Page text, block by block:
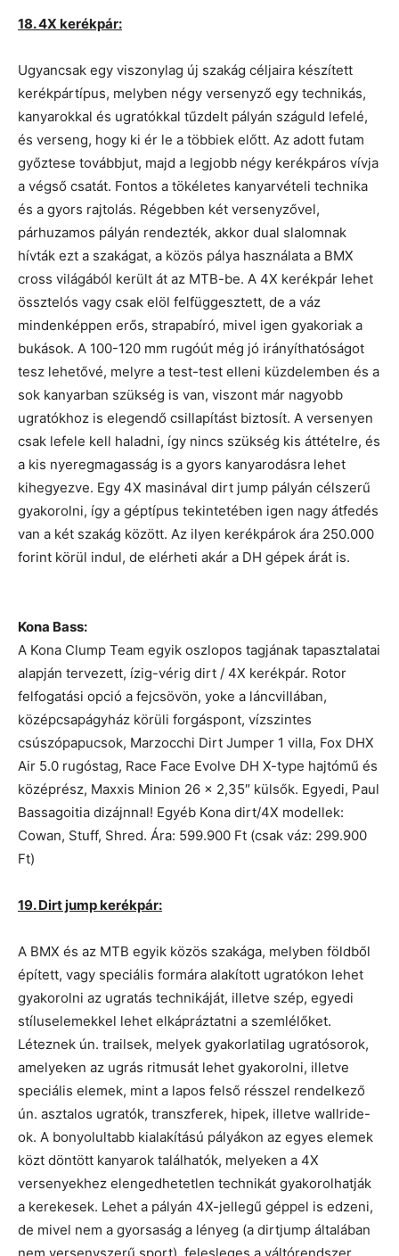
18. 4X kerékpár:
Ugyancsak egy viszonylag új szakág céljaira készített
kerékpártípus, melyben négy versenyző egy technikás,
kanyarokkal és ugratókkal tűzdelt pályán száguld lefelé,
és verseng, hogy ki ér le a többiek előtt. Az adott futam
győztese továbbjut, majd a legjobb négy kerékpáros vívja
a végső csatát. Fontos a tökéletes kanyarvételi technika
és a gyors rajtolás. Régebben két versenyzővel,
párhuzamos pályán rendezték, akkor dual slalomnak
hívták ezt a szakágat, a közös pálya használata a BMX
cross világából került át az MTB-be. A 4X kerékpár lehet
össztelós vagy csak elöl felfüggesztett, de a váz
mindenképpen erős, strapabíró, mivel igen gyakoriak a
bukások. A 100-120 mm rugóút még jó irányíthatóságot
tesz lehetővé, melyre a test-test elleni küzdelemben és a
sok kanyarban szükség is van, viszont már nagyobb
ugratókhoz is elegendő csillapítást biztosít. A versenyen
csak lefele kell haladni, így nincs szükség kis áttételre, és
a kis nyeregmagasság is a gyors kanyarodásra lehet
kihegyezve. Egy 4X masinával dirt jump pályán célszerű
gyakorolni, így a géptípus tekintetében igen nagy átfedés
van a két szakág között. Az ilyen kerékpárok ára 250.000
forint körül indul, de elérheti akár a DH gépek árát is.
Kona Bass:
A Kona Clump Team egyik oszlopos tagjának tapasztalatai
alapján tervezett, ízig-vérig dirt / 4X kerékpár. Rotor
felfogatási opció a fejcsövön, yoke a láncvillában,
középcsapágyház körüli forgáspont, vízszintes
csúszópapucsok, Marzocchi Dirt Jumper 1 villa, Fox DHX
Air 5.0 rugóstag, Race Face Evolve DH X-type hajtómű és
középrész, Maxxis Minion 26 × 2,35″ külsők. Egyedi, Paul
Bassagoitia dizájnnal! Egyéb Kona dirt/4X modellek:
Cowan, Stuff, Shred. Ára: 599.900 Ft (csak váz: 299.900
Ft)
19. Dirt jump kerékpár:
A BMX és az MTB egyik közös szakága, melyben földből
épített, vagy speciális formára alakított ugratókon lehet
gyakorolni az ugratás technikáját, illetve szép, egyedi
stíluselemekkel lehet elkápráztatni a szemlélőket.
Léteznek ún. trailsek, melyek gyakorlatilag ugratósorok,
amelyeken az ugrás ritmusát lehet gyakorolni, illetve
speciális elemek, mint a lapos felső résszel rendelkező
ún. asztalos ugratók, transzferek, hipek, illetve wallride-
ok. A bonyolultabb kialakítású pályákon az egyes elemek
közt döntött kanyarok találhatók, melyeken a 4X
versenyekhez elengedhetetlen technikát gyakorolhatják
a kerekesek. Lehet a pályán 4X-jellegű géppel is edzeni,
de mivel nem a gyorsaság a lényeg (a dirtjump általában